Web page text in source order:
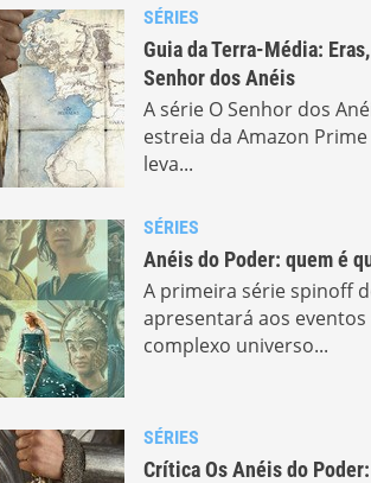
SÉRIES
Guia da Terra-Média:
Senhor dos Anéis
A série O Senhor dos
estreia da Amazon
leva...
SÉRIES
Anéis do Poder: quem é
A primeira série spinoff
apresentará aos
complexo universo...
SÉRIES
Crítica Os Anéis do